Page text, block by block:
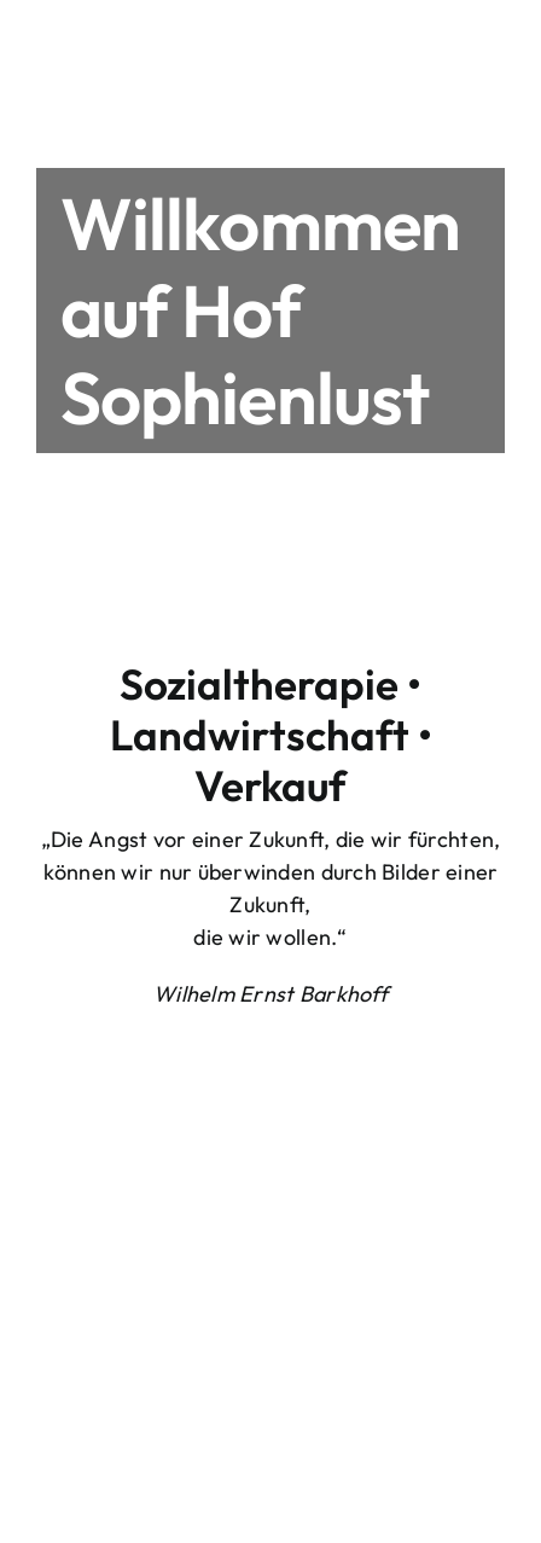
Willkommen
auf Hof
Sophienlust
Sozialtherapie •
Landwirtschaft •
Verkauf
„Die Angst vor einer Zukunft, die wir fürchten,
können wir nur überwinden durch Bilder einer
Zukunft,
die wir wollen.“
Wilhelm Ernst Barkhoff